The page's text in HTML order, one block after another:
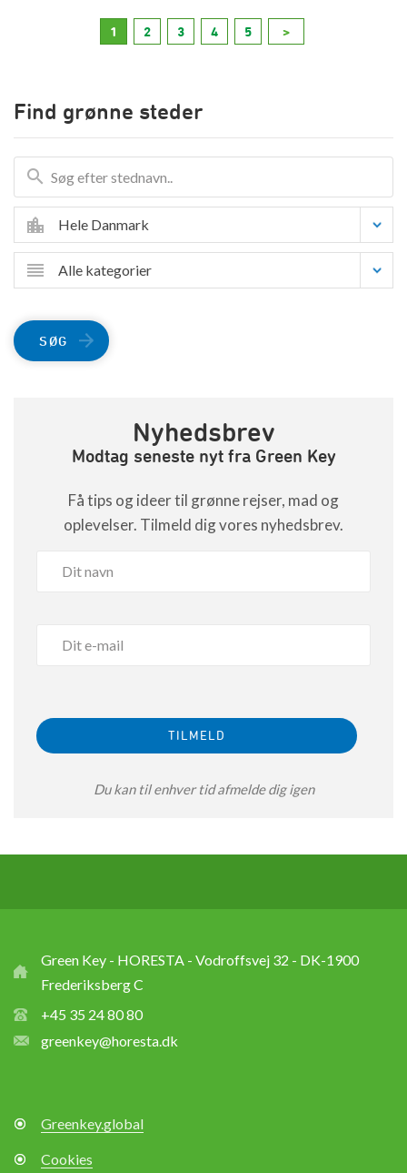
1 2 3 4 5 >
Find grønne steder
Hele Danmark
Alle kategorier
SØG
Nyhedsbrev
Modtag seneste nyt fra Green Key
Få tips og ideer til grønne rejser, mad og
oplevelser. Tilmeld dig vores nyhedsbrev.
Du kan til enhver tid afmelde dig igen
Green Key - HORESTA - Vodroffsvej 32 - DK-1900
Frederiksberg C
+45 35 24 80 80
greenkey@horesta.dk
Greenkey.global
Cookies